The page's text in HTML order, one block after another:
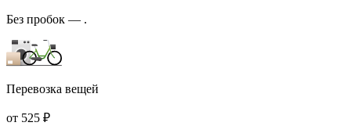
Без пробок — .
Перевозка вещей
от 525 ₽